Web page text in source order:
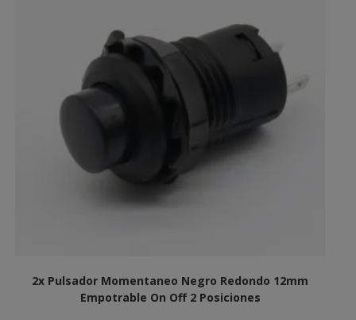
2x Pulsador Momentaneo Negro Redondo 12mm
Empotrable On Off 2 Posiciones